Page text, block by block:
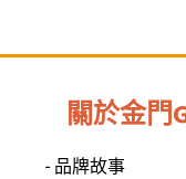
關於金門
- 品牌故事